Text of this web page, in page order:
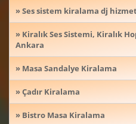
» Ses sistem kiralama dj
» Kiralık Ses Sistemi, Kiralık
Ankara
» Masa Sandalye Kiralama
» Çadır Kiralama
» Bistro Masa Kiralama